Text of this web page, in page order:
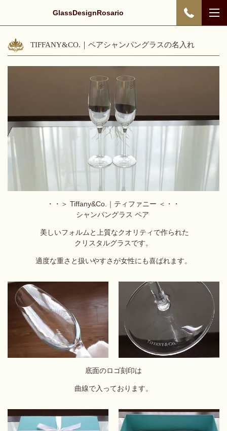
GlassDesignRosario
TIFFANY&CO.｜ペアシャンパングラスの名入れ
・・＞Tiffany&Co.｜ティファニー ＜・・
シャンパングラス ペア
美しいフォルムと上質なクオリティで作られた
クリスタルグラスです。
適度な重さと 扱いやすさが女性にも喜ばれます。
底面のロゴ刻印は
曲線で入っております 。